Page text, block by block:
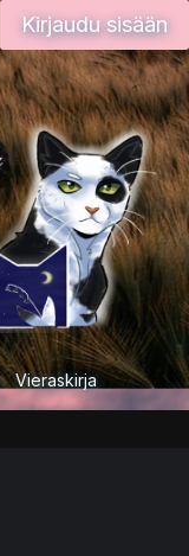
Kirjaudu sisään
Vieraskirja